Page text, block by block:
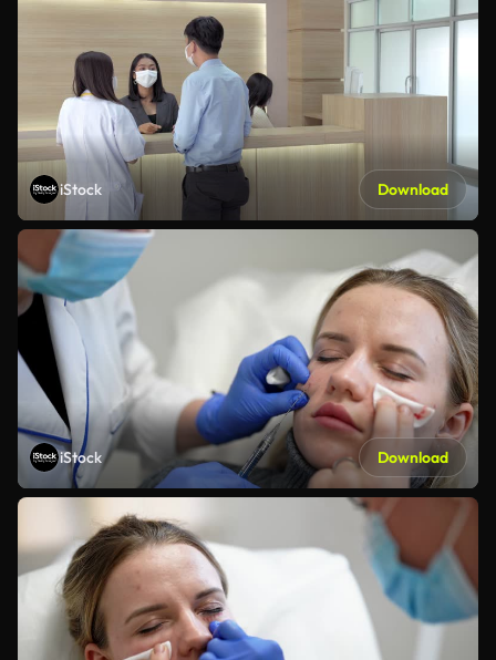
iStock Download
iStock Download